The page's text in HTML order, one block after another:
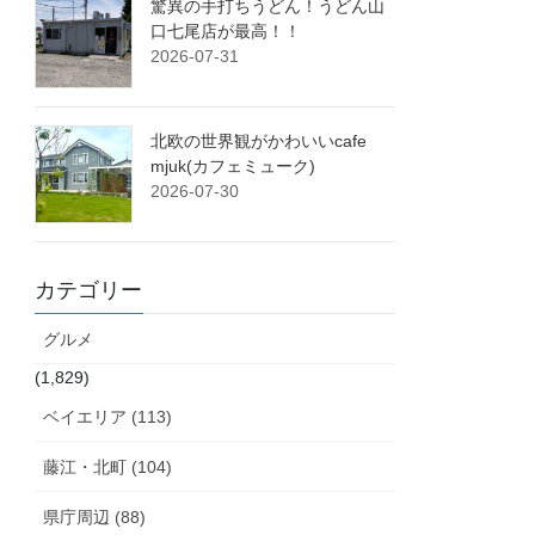
驚異の手打ちうどん！うどん山
口七尾店が最高！！
2026-07-31
北欧の世界観がかわいいcafe
mjuk(カフェミューク)
2026-07-30
カテゴリー
グルメ
(1,829)
ベイエリア (113)
藤江・北町 (104)
県庁周辺 (88)